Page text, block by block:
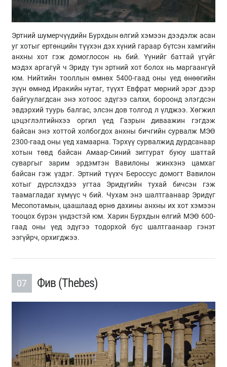
Эртний шумерчүүдийн Бурхдын өлгий хэмээн дээдэлж асан
уг хотыг ертөнцийн түүхэн дэх хүний гараар бүтсэн хамгийн
анхны хот гэж домоглосон нь бий. Үүнийг баттай үгүйг
мэдэх аргагүй ч Эридү тун эртний хот болох нь маргаангүй
юм. Нийтийн тооллын өмнөх 5400-гаад оны үед өнөөгийн
зүүн өмнөд Иракийн нутаг, түүхт Евфрат мөрний эрэг дээр
байгуулагдсан энэ хотоос эдүгээ салхи, бороонд элэгдсэн
эвдэрхий туурь балгас, элсэн дов толгод л үлджээ. Хөгжил
цэцэглэлтийнхээ оргил үед Газрын диваажин гэгдэж
байсан энэ хоттой холбогдох анхны бичгийн сурвалж МЭӨ
2300-гаад оны үед хамаарна. Тэрхүү сурвалжид дурдсанаар
хотын төвд байсан Амаар-Синий зиггурат буюу шаттай
суваргыг зарим эрдэмтэн Вавилоны жинхэнэ цамхаг
байсан гэж үздэг. Эртний түүхч Бероссус домогт Вавилон
хотыг дүрслэхдээ угтаа Эридүгийн тухай бичсэн гэж
таамагладаг хүмүүс ч бий. Чухам энэ шалтгаанаар Эридүг
Месопотамын, цаашлаад өрнө дахины анхны их хот хэмээн
тооцох бүрэн үндэстэй юм. Харин Бурхдын өлгий МЭӨ 600-
гаад оны үед эдүгээ тодорхой бус шалтгаанаар гэнэт
эзгүйрч, орхигджээ.
07 Фив (Thebes)